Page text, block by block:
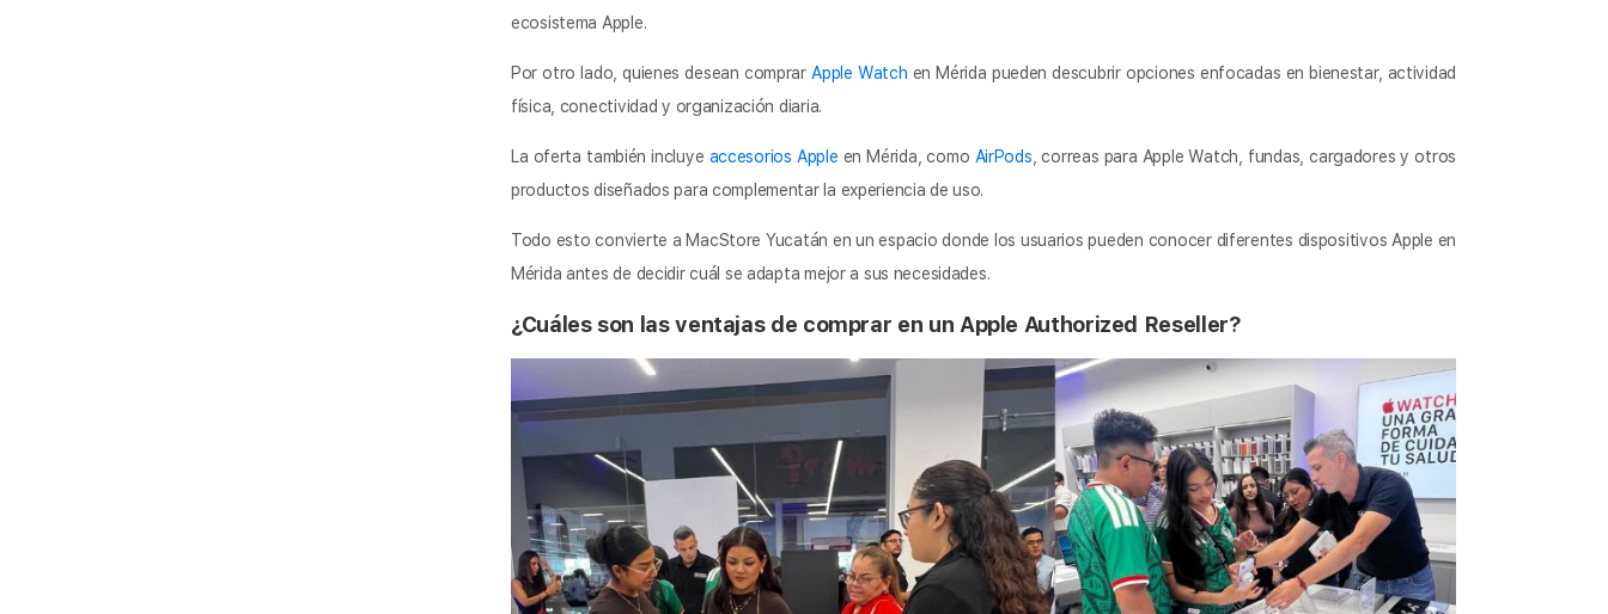
ecosistema Apple.
Por otro lado, quienes desean comprar Apple Watch en Mérida pueden descubrir opciones enfocadas en bienestar, actividad
física, conectividad y organización diaria.
La oferta también incluye accesorios Apple en Mérida, como AirPods , correas para Apple Watch, fundas, cargadores y otros
productos diseñados para complementar la experiencia de uso.
Todo esto convierte a MacStore Yucatán en un espacio donde los usuarios pueden conocer diferentes dispositivos Apple en
Mérida antes de decidir cuál se adapta mejor a sus necesidades.
¿Cuáles son las ventajas de comprar en un Apple Authorized Reseller?